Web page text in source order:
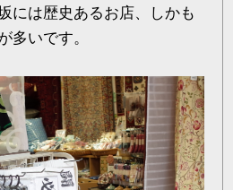
には歴史あるお店、しかも
多いです。